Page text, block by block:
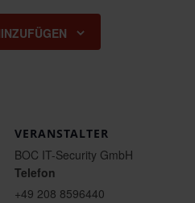
VERANSTALTER
BOC IT-Security GmbH
Telefon
+49 208 8596440